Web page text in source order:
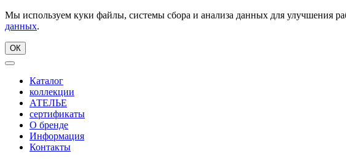
Мы используем куки файлы, системы сбора и анализа данных для улучшения
данных.
ОК
Каталог
коллекции
АТЕЛЬЕ
сертификаты
О бренде
Информация
Контакты